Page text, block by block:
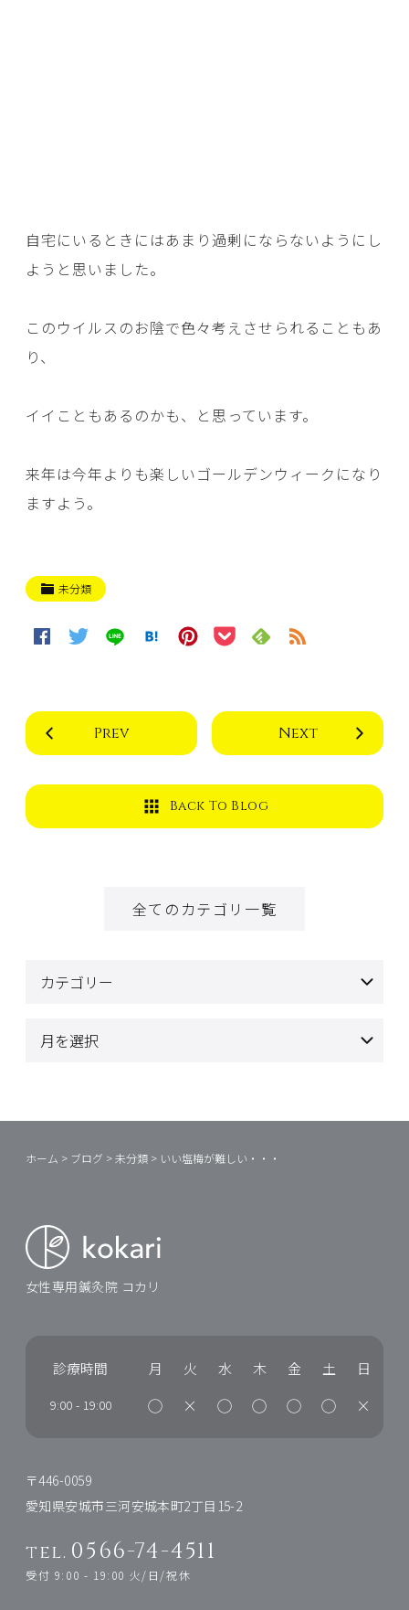
自宅にいるときにはあまり過剰にならないようにし
ようと思いました。
このウイルスのお陰で色々考えさせられることもあ
り、
イイこともあるのかも、と思っています。
来年は今年よりも楽しいゴールデンウィークになり
ますよう。
未分類
Prev Next
Back To Blog
全てのカテゴリ一覧
ホーム > ブログ >未分類 > いい塩梅が難しい・・・
女性専用鍼灸院 コカリ
診療時間 月 火 水 木 金 土 日
9:00 - 19:00 ◯ × ◯ ◯ ◯ ◯ ×
〒446-0059
愛知県安城市三河安城本町2丁目15-2
tel. 0566-74-4511
受付 9:00 - 19:00 火/日/祝休